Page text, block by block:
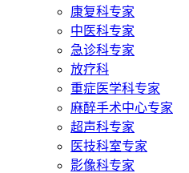
康复科专家
中医科专家
急诊科专家
放疗科
重症医学科专家
麻醉手术中心专家
超声科专家
医技科室专家
影像科专家